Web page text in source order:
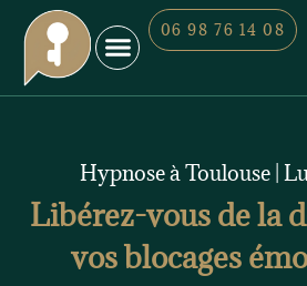
06 98 76 14 08
Hypnose à Toulouse |
Libérez-vous de la
vos blocages